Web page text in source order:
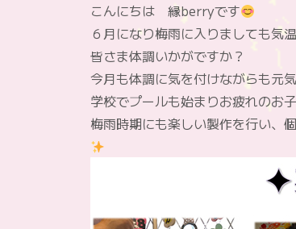
こんにちは 縁berryです
６月になり梅雨に入りましても気
皆さま体調いかがですか？
今月も体調に気を付けながらも元
学校でプールも始まりお疲れのお
梅雨時期にも楽しい製作を行い、